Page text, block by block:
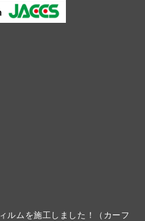
ルムを施工しました！（カーフ